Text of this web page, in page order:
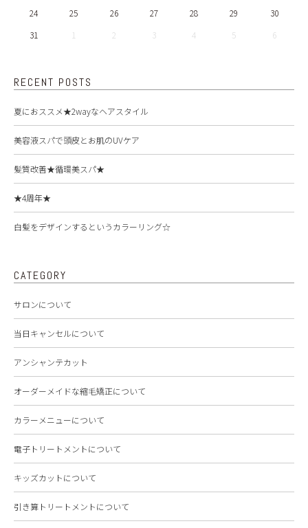
24
25 26 27 28 29
30
31
1 2 3 4 5 6
RECENT POSTS
夏におススメ★2wayなヘアスタイル
美容液スパで頭皮とお肌のUVケア
髪質改善★循環美スパ★
★4周年★
白髪をデザインするというカラーリング☆
CATEGORY
サロンについて
当日キャンセルについて
アンシャンテカット
オーダーメイドな縮毛矯正について
カラーメニューについて
電子トリートメントについて
キッズカットについて
引き算トリートメントについて